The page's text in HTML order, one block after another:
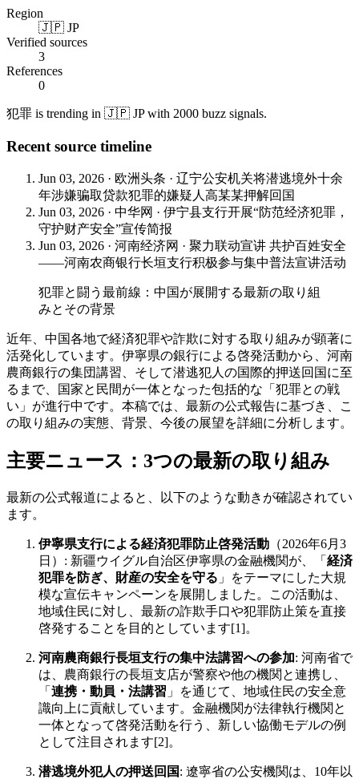
Region
🇯🇵 JP
Verified sources
3
References
0
犯罪 is trending in 🇯🇵 JP with 2000 buzz signals.
Recent source timeline
Jun 03, 2026 · 欧洲头条 · 辽宁公安机关将潜逃境外十余
年涉嫌骗取贷款犯罪的嫌疑人高某某押解回国
Jun 03, 2026 · 中华网 · 伊宁县支行开展“防范经济犯罪，
守护财产安全”宣传简报
Jun 03, 2026 · 河南经济网 · 聚力联动宣讲 共护百姓安全
——河南农商银行长垣支行积极参与集中普法宣讲活动
犯罪と闘う最前線：中国が展開する最新の取り組
みとその背景
近年、中国各地で経済犯罪や詐欺に対する取り組みが顕著に
活発化しています。伊寧県の銀行による啓発活動から、河南
農商銀行の集団講習、そして潜逃犯人の国際的押送回国に至
るまで、国家と民間が一体となった包括的な「犯罪との戦
い」が進行中です。本稿では、最新の公式報告に基づき、こ
の取り組みの実態、背景、今後の展望を詳細に分析します。
主要ニュース：3つの最新の取り組み
最新の公式報道によると、以下のような動きが確認されてい
ます。
伊寧県支行による経済犯罪防止啓発活動 （2026年6月3
日）: 新疆ウイグル自治区伊寧県の金融機関が、「 経済
犯罪を防ぎ、財産の安全を守る 」をテーマにした大規
模な宣伝キャンペーンを展開しました。この活動は、
地域住民に対し、最新の詐欺手口や犯罪防止策を直接
啓発することを目的としています[1]。
河南農商銀行長垣支行の集中法講習への参加: 河南省で
は、農商銀行の長垣支店が警察や他の機関と連携し、
「 連携・動員・法講習 」を通じて、地域住民の安全意
識向上に貢献しています。金融機関が法律執行機関と
一体となって啓発活動を行う、新しい協働モデルの例
として注目されます[2]。
潜逃境外犯人の押送回国: 遼寧省の公安機関は、10年以